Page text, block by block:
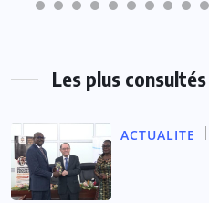
Les plus consultés
ACTUALITE